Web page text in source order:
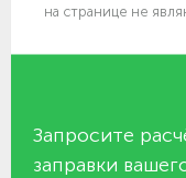
на странице не
Запросите
заправки